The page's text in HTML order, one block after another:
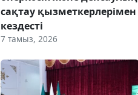
сақтау қызметкерлерімен
кездесті
7 тамыз, 2026